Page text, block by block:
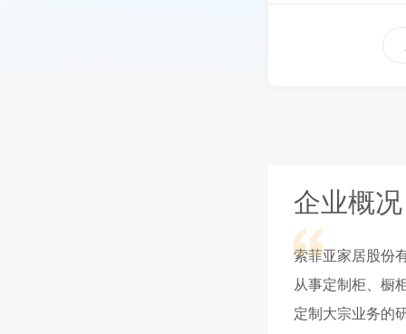
企业概况
索菲亚家居股份
从事定制柜、橱
定制大宗业务的